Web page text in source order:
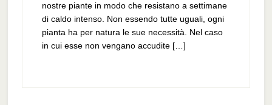
nostre piante in modo che resistano a settimane
di caldo intenso. Non essendo tutte uguali, ogni
pianta ha per natura le sue necessità. Nel caso
in cui esse non vengano accudite […]